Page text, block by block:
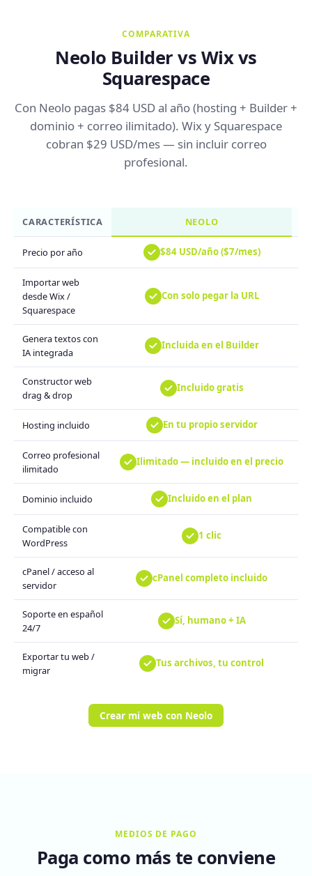
COMPARATIVA
Neolo Builder vs Wix vs
Squarespace
Con Neolo pagas $84 USD al año (hosting + Builder +
dominio + correo ilimitado). Wix y Squarespace
cobran $29 USD/mes — sin incluir correo
profesional.
CARACTERÍSTICA NEOLO
Precio por año $84 USD/año ($7/mes)
Importar web
desde Wix /
Squarespace
Con solo pegar la URL
Genera textos con
IA integrada
Incluida en el Builder
Constructor web
drag & drop
Incluido gratis
Hosting incluido En tu propio servidor
Correo profesional
ilimitado
Ilimitado — incluido en el precio
Dominio incluido Incluido en el plan
Compatible con
WordPress
1 clic
cPanel / acceso al
servidor
cPanel completo incluido
Soporte en español
24/7
Sí, humano + IA
Exportar tu web /
migrar
Tus archivos, tu control
Crear mi web con Neolo
MEDIOS DE PAGO
Paga como más te conviene